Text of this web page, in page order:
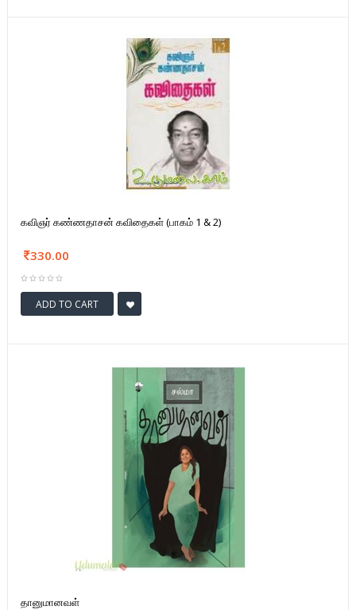
கவிஞர் கண்ணதாசன் கவிதைகள் (பாகம் 1 & 2)
330.00
ADD TO CART
தானுமானவள்